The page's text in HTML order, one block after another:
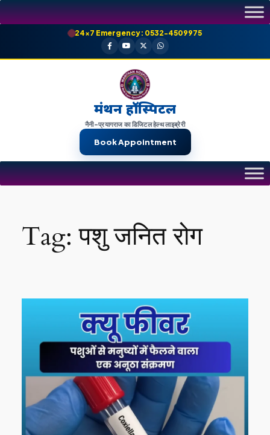
Skip
to
24×7 Emergency: 0532-4509975
मंथन हॉस्पिटल
नैनी-प्रयागराज का डिजिटल हेल्थ लाइब्रेरी
Book Appointment
Tag:पशु जनित रोग